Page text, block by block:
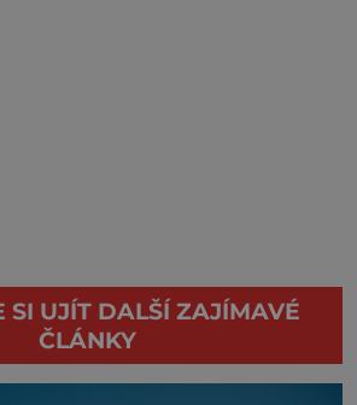
SI UJÍT DALŠÍ ZAJÍMAVÉ
ČLÁNKY